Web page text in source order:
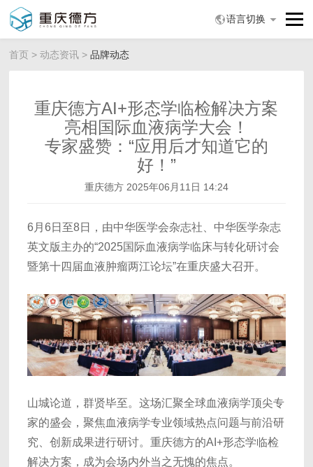
语言切换
首页 >动态资讯>品牌动态
重庆德方AI+形态学临检解决方案
亮相国际血液病学大会！
专家盛赞：“应用后才知道它的
好！”
重庆德方2025年06月11日 14:24
6月6日至8日，由中华医学会杂志社、中华医学杂志
英文版主办的“2025国际血液病学临床与转化研讨会
暨第十四届血液肿瘤两江论坛”在重庆盛大召开。
山城论道，群贤毕至。这场汇聚全球血液病学顶尖专
家的盛会，聚焦血液病学专业领域热点问题与前沿研
究、创新成果进行研讨。重庆德方的AI+形态学临检
解决方案，成为会场内外当之无愧的焦点。